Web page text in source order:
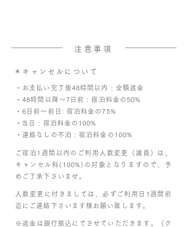
注意事項
＊キャンセルについて
・お支払い完了後48時間以内 : 全額返金
・48時間以降〜7日前 : 宿泊料金の50%
・6日前〜前日: 宿泊料金の75%
​・当日 : 宿泊料金の100%
・連絡なしの不泊 : 宿泊料金の100%
ご宿泊1週間以内のご利用人数変更（減員）は、
キャンセル料(100%)の対象となりますので、予
めご了承下さいませ。
人数変更に付きましては、必ずご利用日1週間前
迄にご連絡下さいます様お願い致します。
※返金は銀行振込にてさせていただきます。（ク